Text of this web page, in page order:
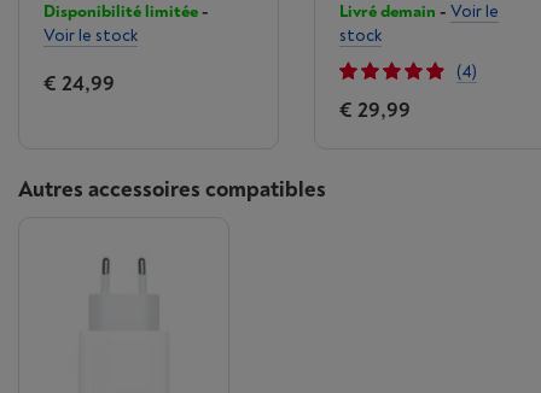
Disponibilité limitée-
Voir le stock
€ 24,99
Livré demain - Voir le
stock
(4)
€ 29,99
Autres accessoires compatibles